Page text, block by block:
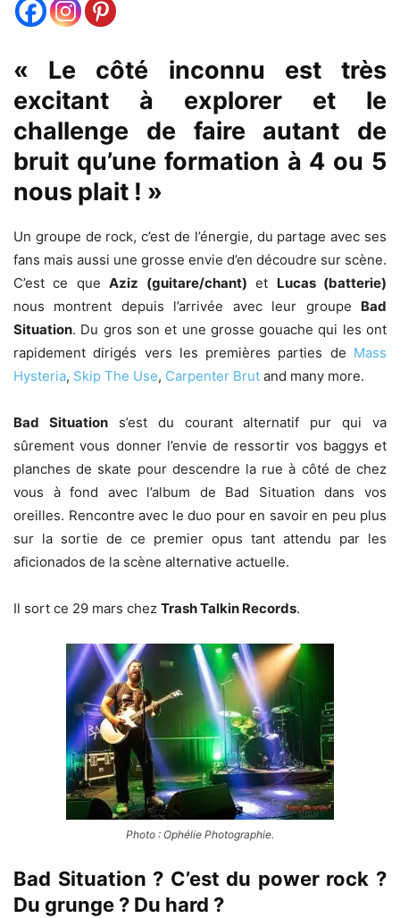
« Le côté inconnu est très
excitant à explorer et le
challenge de faire autant de
bruit qu’une formation à 4 ou 5
nous plait ! »
Un groupe de rock, c’est de l’énergie, du partage avec ses
fans mais aussi une grosse envie d’en découdre sur scène.
C’est ce queAziz (guitare/chant) et Lucas (batterie)
nous montrent depuis l’arrivée avec leur groupe Bad
Situation. Du gros son et une grosse gouache qui les ont
rapidement dirigés vers les premières parties de Mass
Hysteria, Skip The Use, Carpenter Brut and many more.
Bad Situations’est du courant alternatif pur qui va
sûrement vous donner l’envie de ressortir vos baggys et
planches de skate pour descendre la rue à côté de chez
vous à fond avec l’album de Bad Situation dans vos
oreilles. Rencontre avec le duo pour en savoir en peu plus
sur la sortie de ce premier opus tant attendu par les
aficionados de la scène alternative actuelle.
Il sort ce 29 mars chez Trash Talkin Records.
Photo : Ophélie Photographie.
Bad Situation ? C’est du power rock ?
Du grunge ? Du hard ?